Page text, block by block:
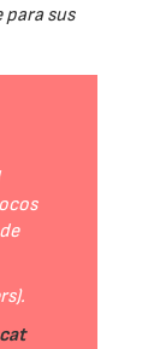
para sus